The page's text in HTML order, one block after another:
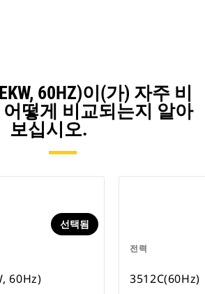
60HZ)이(가) 자주 비
떻게 비교되는지 알아
보십시오.
선택됨
60Hz)
전력
3512C(60Hz)